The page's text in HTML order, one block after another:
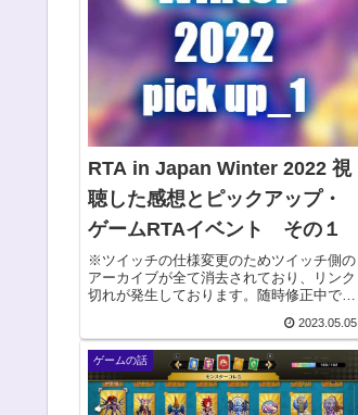
RTA in Japan Winter 2022 視
聴した感想とピックアップ・
ゲームRTAイベント その１
※ツイッチの仕様変更のためツイッチ側の
アーカイブが全て消去されており、リンク
切れが発生しております。随時修正中で
的な感想です。ピックアップは独断と偏見
（と文字数の都合）が入っておりますの
で、ここ...
2023.05.05
ゲームの話